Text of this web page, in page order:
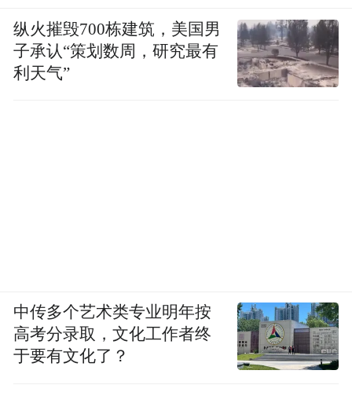
纵火摧毁700栋建筑，美国男
子承认“策划数周，研究最有
利天气”
中传多个艺术类专业明年按
高考分录取，文化工作者终
于要有文化了？